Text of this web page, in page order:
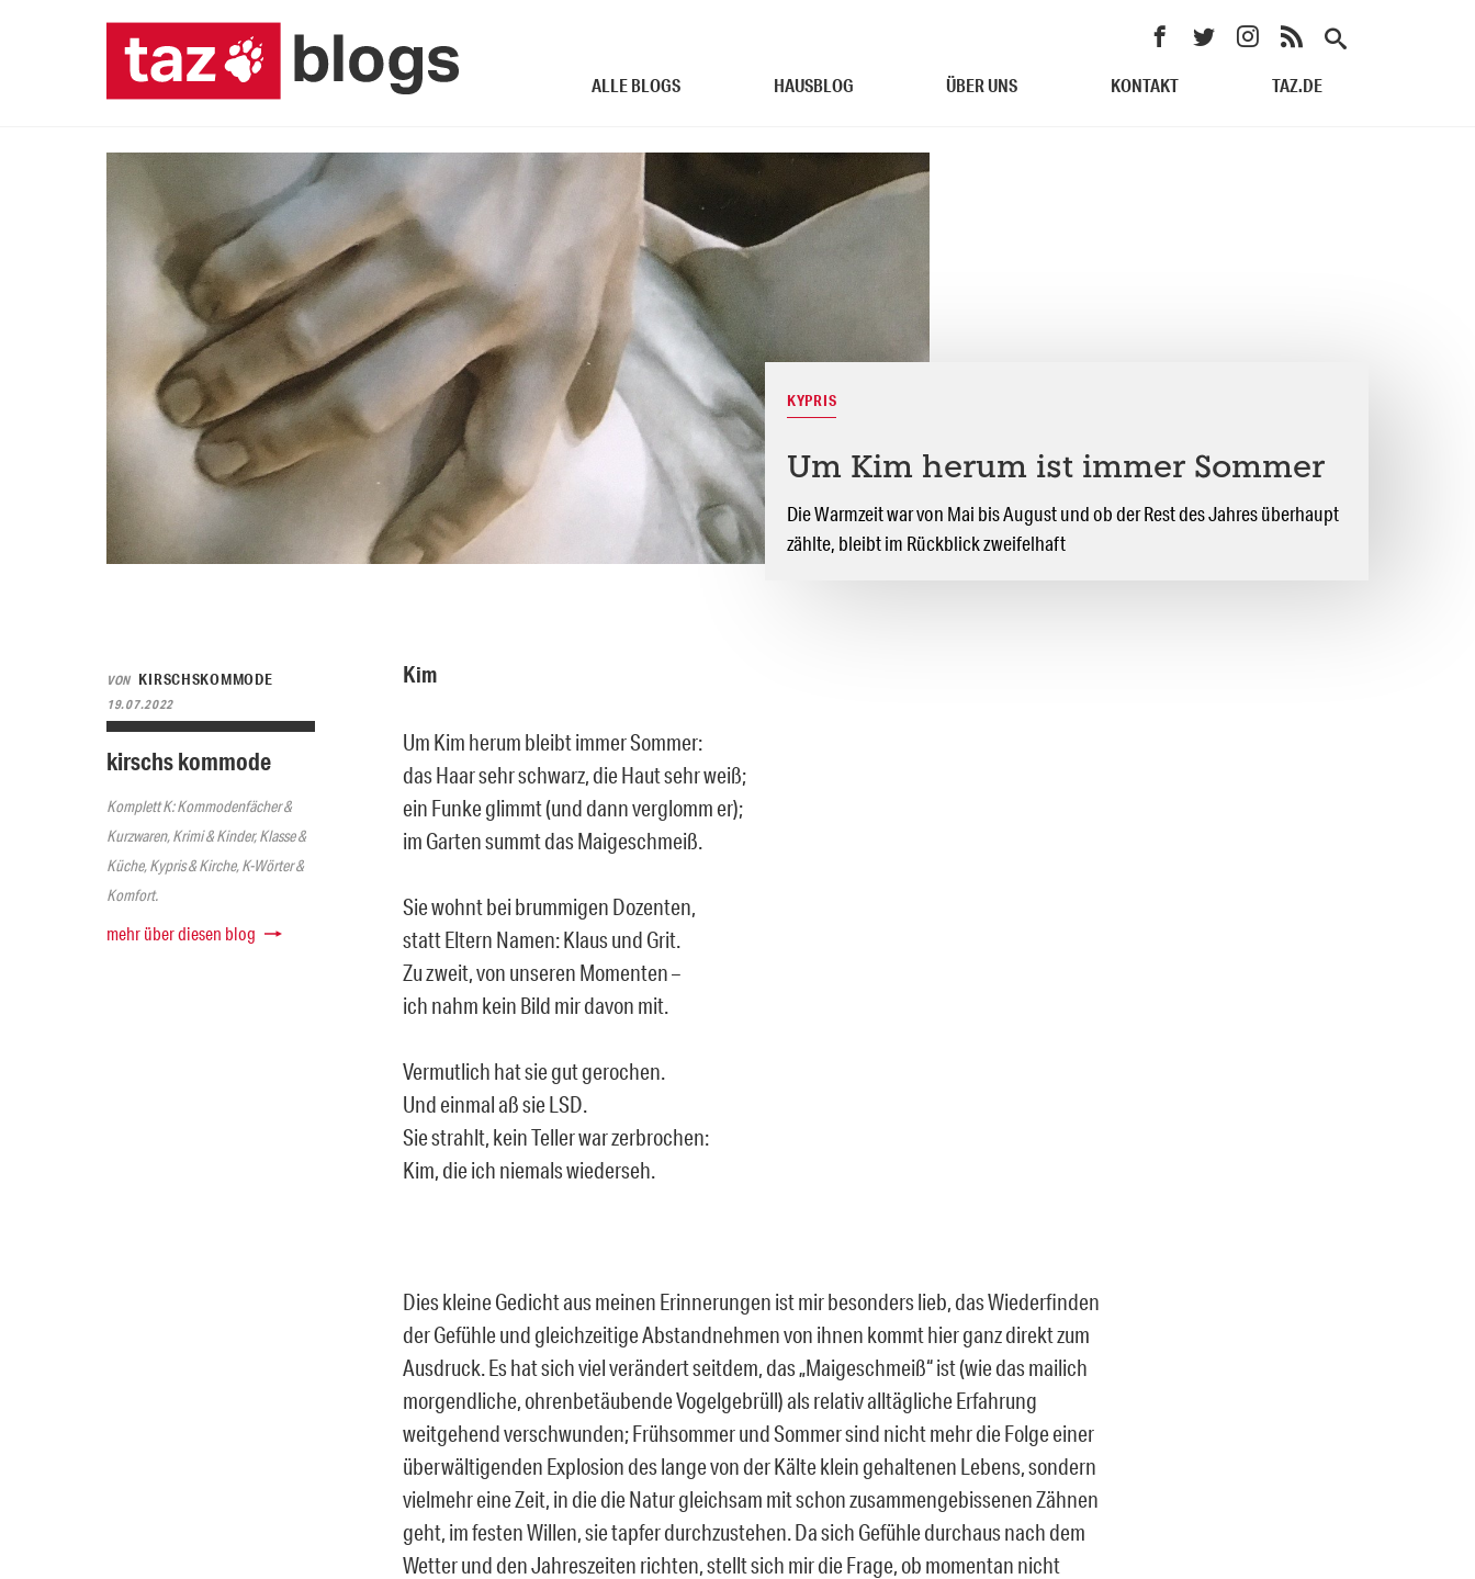
ALLE BLOGS HAUSBLOG ÜBER UNS KONTAKT TAZ.DE
KYPRIS
Um Kim herum ist immer Sommer
Die Warmzeit war von Mai bis August und ob der Rest des Jahres überhaupt
zählte, bleibt im Rückblick zweifelhaft
VON KIRSCHSKOMMODE
19.07.2022
kirschs kommode
Komplett K: Kommodenfächer &
Kurzwaren, Krimi & Kinder, Klasse &
Küche, Kypris & Kirche, K-Wörter &
Komfort.
mehr über diesen blog
Kim
Um Kim herum bleibt immer Sommer:
das Haar sehr schwarz, die Haut sehr weiß;
ein Funke glimmt (und dann verglomm er);
im Garten summt das Maigeschmeiß.
Sie wohnt bei brummigen Dozenten,
statt Eltern Namen: Klaus und Grit.
Zu zweit, von unseren Momenten –
ich nahm kein Bild mir davon mit.
Vermutlich hat sie gut gerochen.
Und einmal aß sie LSD.
Sie strahlt, kein Teller war zerbrochen:
Kim, die ich niemals wiederseh.
Dies kleine Gedicht aus meinen Erinnerungen ist mir besonders lieb, das Wiederfinden
der Gefühle und gleichzeitige Abstandnehmen von ihnen kommt hier ganz direkt zum
Ausdruck. Es hat sich viel verändert seitdem, das „Maigeschmeiß“ ist (wie das mailich
morgendliche, ohrenbetäubende Vogelgebrüll) als relativ alltägliche Erfahrung
weitgehend verschwunden; Frühsommer und Sommer sind nicht mehr die Folge einer
überwältigenden Explosion des lange von der Kälte klein gehaltenen Lebens, sondern
vielmehr eine Zeit, in die die Natur gleichsam mit schon zusammengebissenen Zähnen
geht, im festen Willen, sie tapfer durchzustehen. Da sich Gefühle durchaus nach dem
Wetter und den Jahreszeiten richten, stellt sich mir die Frage, ob momentan nicht